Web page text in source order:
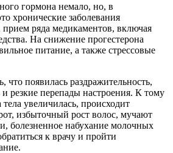
гормона немало, но, в
хронические заболевания
ряда медикаментов, включая
На снижение прогестерона
питание, а также стрессовые
что появилась раздражительность,
и резкие перепады настроения. К тому
увеличилась, происходит
избыточный рост волос, мучают
болезненное набухание молочных
к врачу и пройти